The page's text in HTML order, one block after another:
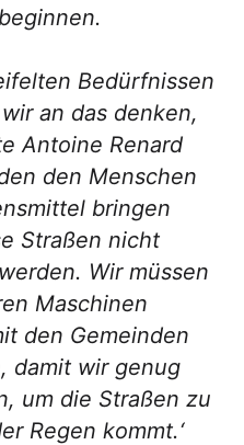
Bedürfnissen
an das denken,
Antoine Renard
den Menschen
bringen
Straßen nicht
Wir müssen
Maschinen
den Gemeinden
damit wir genug
um die Straßen zu
Regen kommt.‘